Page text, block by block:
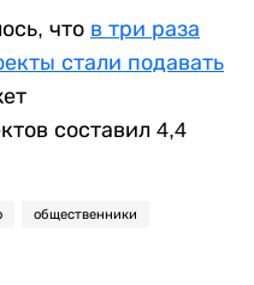
что в три раза
стали подавать
составил 4,4
общественники